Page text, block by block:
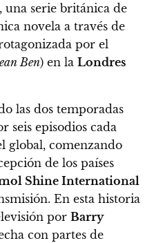
, una serie británica de
novela a través de
por el
Ben) en la Londres
las dos temporadas
seis episodios cada
global, comenzando
de los países
Shine International
En esta historia
por Barry
con partes de